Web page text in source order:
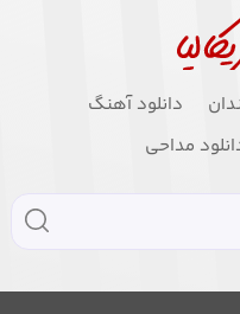
دانلود آهنگ
مداحی